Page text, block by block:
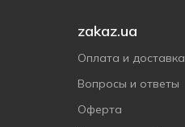
zakaz.ua
Оплата и доставка
Вопросы и ответы
Оферта